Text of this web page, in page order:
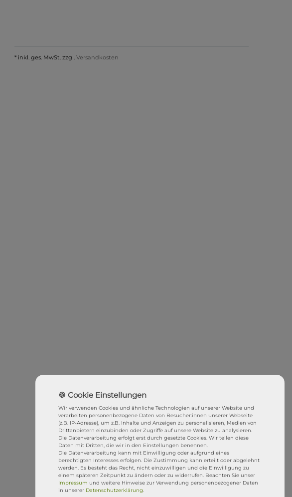
* inkl. ges. MwSt. zzgl. Versandkosten
Wir verwenden Cookies und ähnliche Technologien auf unserer Website und
verarbeiten personenbezogene Daten von Besucher:innen unserer Webseite
(z.B. IP-Adresse), um z.B. Inhalte und Anzeigen zu personalisieren, Medien von
Drittanbietern einzubinden oder Zugriffe auf unsere Website zu analysieren.
Die Datenverarbeitung erfolgt erst durch gesetzte Cookies. Wir teilen diese
Daten mit Dritten, die wir in den Einstellungen benennen.
Die Datenverarbeitung kann mit Einwilligung oder aufgrund eines
berechtigten Interesses erfolgen. Die Zustimmung kann erteilt oder abgelehnt
werden. Es besteht das Recht, nicht einzuwilligen und die Einwilligung zu
einem späteren Zeitpunkt zu ändern oder zu widerrufen. Beachten Sie unser
Impressum und weitere Hinweise zur Verwendung personenbezogener Daten
in unserer Daten­schutz­erklärung.